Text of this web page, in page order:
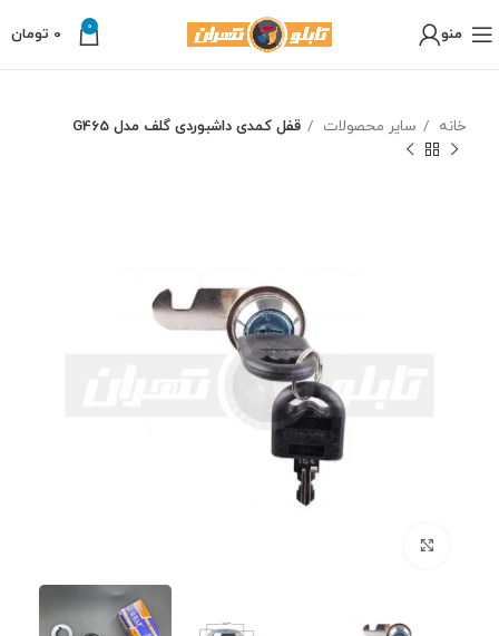
منو 0
0 تومان
خانه سایر محصولات قفل کمدی داشبوردی گلف مدل G465